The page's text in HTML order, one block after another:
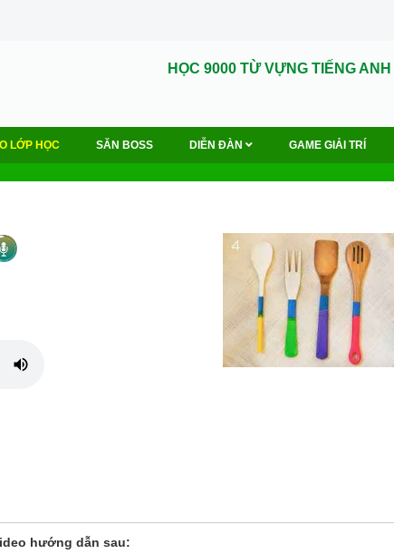
HỌC 9000 TỪ VỰNG TIẾNG ANH
LỚP HỌC SĂN BOSS DIỄN ĐÀN GAME GIẢI TRÍ
hướng dẫn sau: